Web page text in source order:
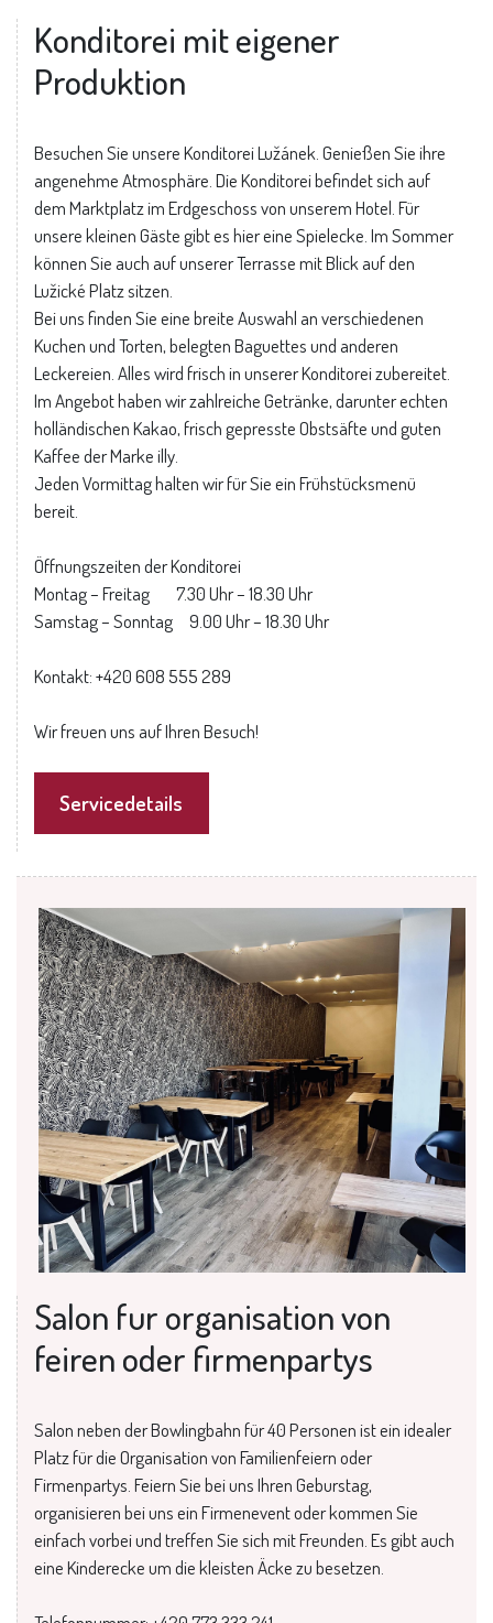
Konditorei mit eigener
Produktion
Besuchen Sie unsere Konditorei Lužánek. Genießen Sie ihre
angenehme Atmosphäre. Die Konditorei befindet sich auf
dem Marktplatz im Erdgeschoss von unserem Hotel. Für
unsere kleinen Gäste gibt es hier eine Spielecke. Im Sommer
können Sie auch auf unserer Terrasse mit Blick auf den
Lužické Platz sitzen.
Bei uns finden Sie eine breite Auswahl an verschiedenen
Kuchen und Torten, belegten Baguettes und anderen
Leckereien. Alles wird frisch in unserer Konditorei zubereitet.
Im Angebot haben wir zahlreiche Getränke, darunter echten
holländischen Kakao, frisch gepresste Obstsäfte und guten
Kaffee der Marke illy.
Jeden Vormittag halten wir für Sie ein Frühstücksmenü
bereit.
Öffnungszeiten der Konditorei
Montag – Freitag 7.30 Uhr – 18.30 Uhr
Samstag – Sonntag 9.00 Uhr – 18.30 Uhr
Kontakt: +420 608 555 289
Wir freuen uns auf Ihren Besuch!
Servicedetails
Salon fur organisation von
feiren oder firmenpartys
Salon neben der Bowlingbahn für 40 Personen ist ein idealer
Platz für die Organisation von Familienfeiern oder
Firmenpartys. Feiern Sie bei uns Ihren Geburstag,
organisieren bei uns ein Firmenevent oder kommen Sie
einfach vorbei und treffen Sie sich mit Freunden. Es gibt auch
eine Kinderecke um die kleisten Äcke zu besetzen.